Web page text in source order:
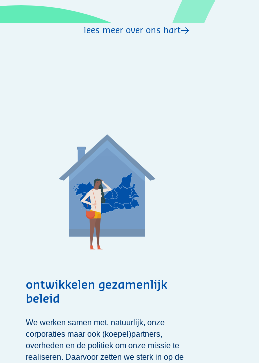
lees meer over ons hart
ontwikkelen gezamenlijk
beleid
We werken samen met, natuurlijk, onze
corporaties maar ook (koepel)partners,
overheden en de politiek om onze missie te
realiseren. Daarvoor zetten we sterk in op de